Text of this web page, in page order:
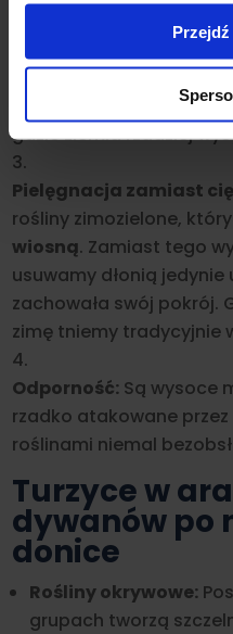
Gleba:
Generalnie lubią
wilgotne, ale dobrze
obsadzania brzegów
gdzie ziemia rzadziej
Pielęgnacja zamiast
rośliny zimozielone,
wiosną. Zamiast tego
usuwamy dłonią
zachowała swój pokrój.
zimę tniemy tradycyjnie
Odporność: Są wysoce
rzadko atakowane
roślinami niemal
Turzyce w
dywanów po
donice
Rośliny okrywowe:
grupach tworzą